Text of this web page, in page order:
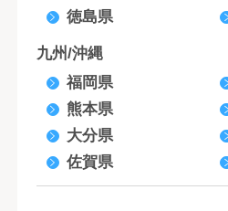
徳島県
九州/沖縄
福岡県
熊本県
大分県
佐賀県